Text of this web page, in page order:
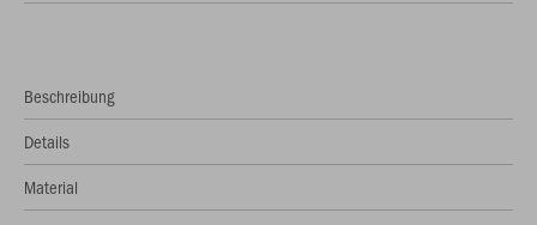
Beschreibung
Details
Material